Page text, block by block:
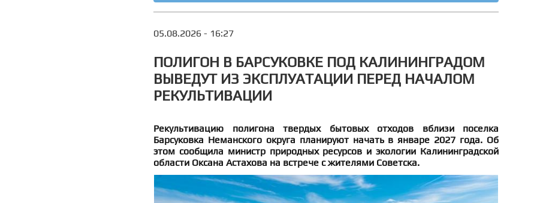
05.08.2026 - 16:27
ПОЛИГОН В БАРСУКОВКЕ ПОД КАЛИНИНГРАДОМ
ВЫВЕДУТ ИЗ ЭКСПЛУАТАЦИИ ПЕРЕД НАЧАЛОМ
РЕКУЛЬТИВАЦИИ
Рекультивацию полигона твердых бытовых отходов вблизи поселка
Барсуковка Неманского округа планируют начать в январе 2027 года. Об
этом сообщила министр природных ресурсов и экологии Калининградской
области Оксана Астахова на встрече с жителями Советска.